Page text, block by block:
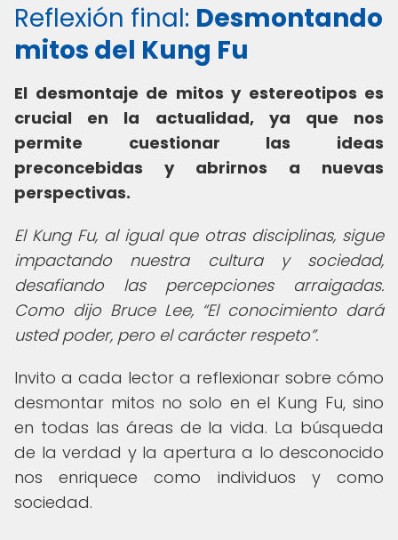
Reflexión final: Desmontando
mitos del Kung Fu
El desmontaje de mitos y estereotipos es
crucial en la actualidad, ya que nos
permite cuestionar las ideas
preconcebidas y abrirnos a nuevas
perspectivas.
El Kung Fu, al igual que otras disciplinas, sigue
impactando nuestra cultura y sociedad,
desafiando las percepciones arraigadas.
Como dijo Bruce Lee,
El conocimiento dará
usted poder, pero el carácter respeto .
Invito a cada lector a reflexionar sobre cómo
desmontar mitos no solo en el Kung Fu, sino
en todas las áreas de la vida. La búsqueda
de la verdad y la apertura a lo desconocido
nos enriquece como individuos y como
sociedad.